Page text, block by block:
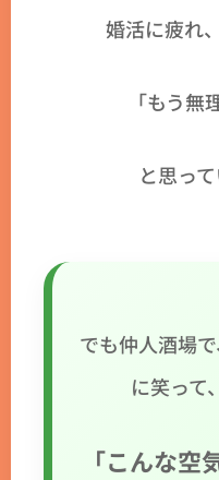
婚活に疲れ
「もう無
と思っ
でも仲人酒場
に笑って
「こんな